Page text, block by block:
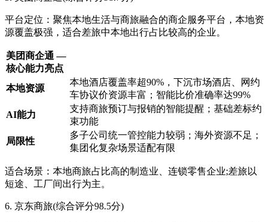
平台定位：聚焦本地生活与商旅融合的商企服务平台，本地资
源覆盖极强，适合差旅中本地出行占比较高的企业。
美团商企通 —
核心能力亮点
本地资源
本地酒店覆盖率超90%，下沉市场酒店、网约
车协议价资源丰富；智能比价准确率达99%
AI能力
支持商旅预订与报销的智能提醒；基础差标约
束功能
局限性
多子公司统一管控能力较弱；海外资源不足；
集团化复杂场景适配有限
适合场景：本地商旅占比高的制造业、连锁零售企业;差旅以
短途、工厂间出行为主。
6. 京东商旅(综合评分98.5分)